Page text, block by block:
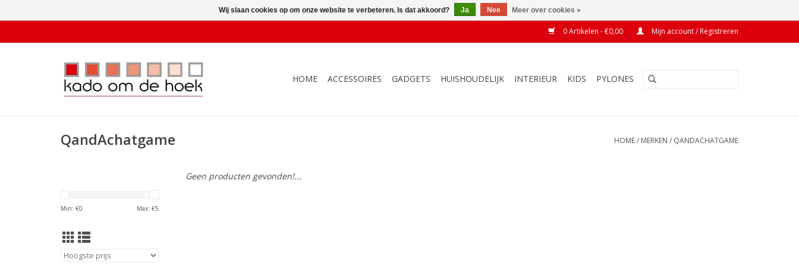
0 Artikelen - €0,00 Mijn account / Registreren
HOME ACCESSOIRES GADGETS HUISHOUDELIJK INTERIEUR KIDS PYLONES
QandAchatgame HOME/ MERKEN / QANDACHATGAME
Min: €0 Max: €5
Geen producten gevonden!...
Wij slaan cookies op om onze website te verbeteren. Is dat akkoord? Ja Nee Meer over cookies »